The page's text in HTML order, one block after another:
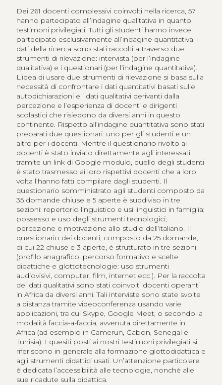
Dei 261 docenti complessivi coinvolti nella ricerca, 57
hanno partecipato all’indagine qualitativa in quanto
testimoni privilegiati. Tutti gli studenti hanno invece
partecipato esclusivamente all’indagine quantitativa. I
dati della ricerca sono stati raccolti attraverso due
strumenti di rilevazione: intervista (per l’indagine
qualitativa) e i questionari (per l’indagine quantitativa).
L’idea di usare due strumenti di rilevazione si basa sulla
necessità di confrontare i dati quantitativi basati sulle
autodichiarazioni e i dati qualitativi derivanti dalla
percezione e l’esperienza di docenti e dirigenti
scolastici che risiedono da diversi anni in questo
continente. Rispetto all’indagine quantitativa sono stati
preparati due questionari: uno per gli studenti e un
altro per i docenti. Mentre il questionario rivolto ai
docenti è stato inviato direttamente agli interessati
tramite un link di Google modulo, quello degli studenti
è stato trasmesso ai loro rispettivi docenti che a loro
volta l’hanno fatti compilare dagli studenti. Il
questionario somministrato agli studenti composto da
35 domande chiuse e 5 aperte è suddiviso in tre
sezioni: repertorio linguistico e usi linguistici in famiglia;
possesso e uso degli strumenti tecnologici;
percezione e motivazione allo studio dell’italiano. Il
questionario dei docenti, composto da 25 domande,
di cui 22 chiuse e 3 aperte, è strutturato in tre sezioni
(profilo anagrafico, percorso formativo e scelte
didattiche e glottotecnologie: uso strumenti
audiovisivi, computer, film, internet ecc.). Per la raccolta
dei dati qualitativi sono stati coinvolti docenti operanti
in Africa da diversi anni. Tali interviste sono state svolte
a distanza tramite videoconferenza usando varie
applicazioni, tra cui Skype, Google Meet, o secondo la
modalità faccia-a-faccia, avvenuta direttamente in
Africa (ad esempio in Camerun, Gabon, Senegal e
Tunisia). I quesiti posti ai nostri testimoni privilegiati si
riferiscono in generale alla formazione glottodidattica e
agli strumenti didattici usati. Un’attenzione particolare
è dedicata l’accessibilità alle tecnologie, nonché alle
sue ricadute sulla didattica.